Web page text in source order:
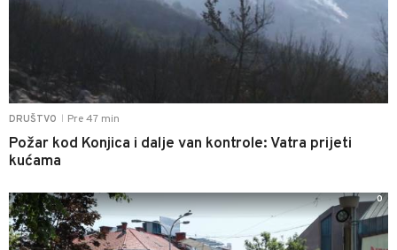
DRUŠTVO Pre 47 min
Požar kod Konjica i dalje van kontrole: Vatra prijeti
kućama
0